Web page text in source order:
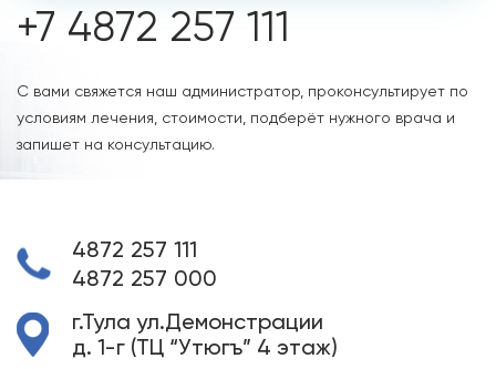
+7 4872 257 111
С вами свяжется наш администратор, проконсультирует по
условиям лечения, стоимости, подберёт нужного врача и
запишет на консультацию.
4872 257 111
4872 257 000
г.Тула ул.Демонстрации
д. 1-г (ТЦ “Утюгъ” 4 этаж)